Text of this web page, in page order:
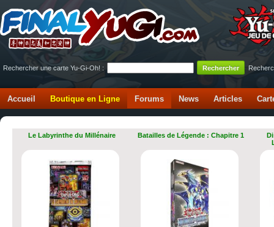
Rechercher une carte Yu-Gi-Oh! :
Accueil Boutique en Ligne Forums News Articles
Le Labyrinthe du Millénaire Batailles de Légende : Chapitre 1